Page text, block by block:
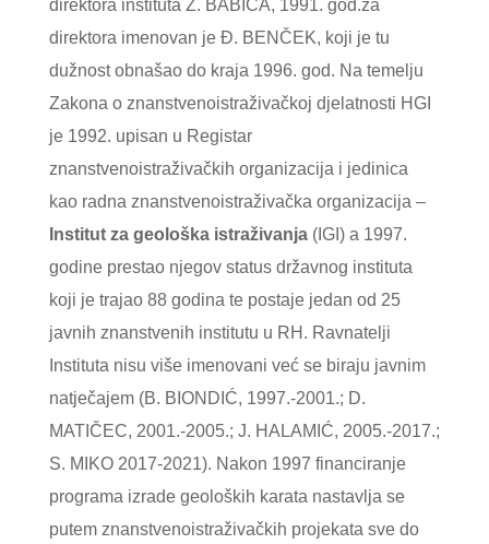
direktora instituta Ž. BABIĆA, 1991. god.za
direktora imenovan je Đ. BENČEK, koji je tu
dužnost obnašao do kraja 1996. god. Na temelju
Zakona o znanstvenoistraživačkoj djelatnosti HGI
je 1992. upisan u Registar
znanstvenoistraživačkih organizacija i jedinica
kao radna znanstvenoistraživačka organizacija –
Institut za geološka istraživanja(IGI) a 1997.
godine prestao njegov status državnog instituta
koji je trajao 88 godina te postaje jedan od 25
javnih znanstvenih institutu u RH. Ravnatelji
Instituta nisu više imenovani već se biraju javnim
natječajem (B. BIONDIĆ, 1997.-2001.; D.
MATIČEC, 2001.-2005.; J. HALAMIĆ, 2005.-2017.;
S. MIKO 2017-2021). Nakon 1997 financiranje
programa izrade geoloških karata nastavlja se
putem znanstvenoistraživačkih projekata sve do